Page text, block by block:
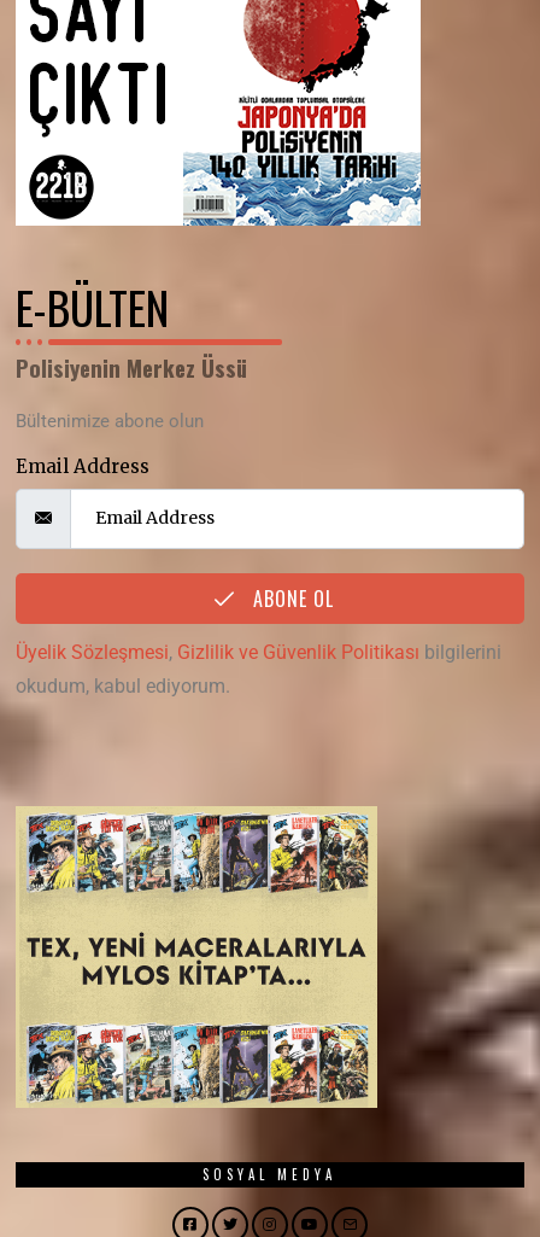
E-BÜLTEN
Polisiyenin Merkez Üssü
Bültenimize abone olun
Email Address
ABONE OL
Üyelik Sözleşmesi, Gizlilik ve Güvenlik Politikası bilgilerini
okudum, kabul ediyorum.
SOSYAL MEDYA
Facebook
TwitterInstagram
YouTubeEmail